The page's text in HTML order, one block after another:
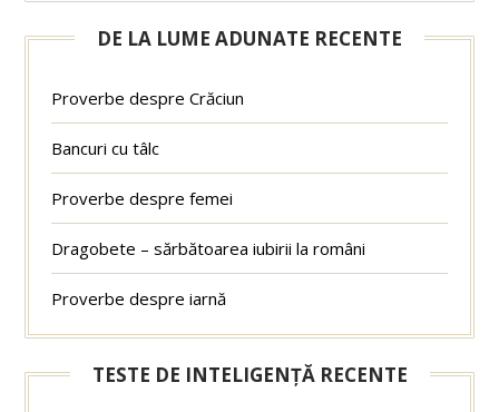
DE LA LUME ADUNATE RECENTE
Proverbe despre Crăciun
Bancuri cu tâlc
Proverbe despre femei
Dragobete – sărbătoarea iubirii la români
Proverbe despre iarnă
TESTE DE INTELIGENȚĂ RECENTE